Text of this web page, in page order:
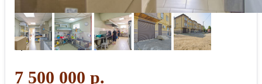
7 500 000 р.